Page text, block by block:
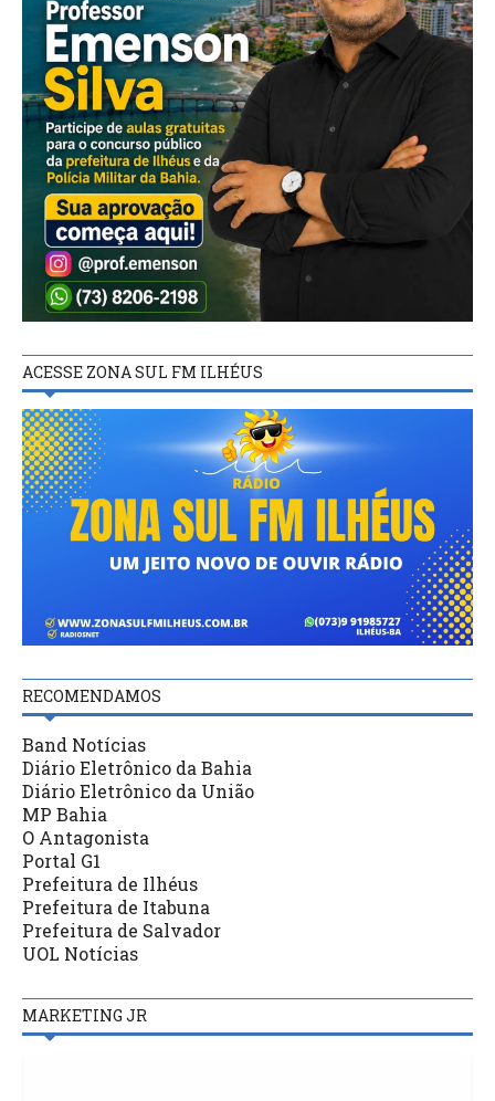
ACESSE ZONA SUL FM ILHÉUS
RECOMENDAMOS
Band Notícias
Diário Eletrônico da Bahia
Diário Eletrônico da União
MP Bahia
O Antagonista
Portal G1
Prefeitura de Ilhéus
Prefeitura de Itabuna
Prefeitura de Salvador
UOL Notícias
MARKETING JR